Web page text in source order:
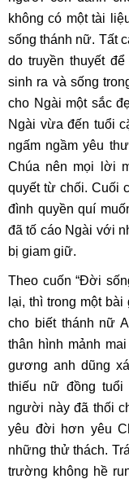
không có một tài
sống thánh nữ. Tất
do truyền thuyết
sinh ra và sống
cho Ngài một sắc
Ngài vừa đến tuổi
ngấm ngầm yêu
Chúa nên mọi lời
quyết từ chối. Cuối
đình quyền quí
đã tố cáo Ngài với
bị giam giữ.
Theo cuốn “Đời
lại, thì trong một
cho biết thánh nữ
thân hình mảnh
gương anh dũng
thiếu nữ đồng
người này đã thối
yêu đời hơn yêu
những thử thách.
trường không hề